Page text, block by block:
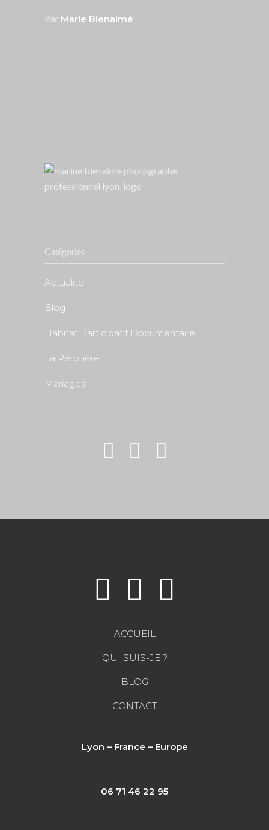
Par Marie Bienaimé
Catégories
Actualité
Blog
Habitat Participatif Documentaire
La Pérollière
Mariages
ACCUEIL
QUI SUIS-JE ?
BLOG
CONTACT
Lyon – France – Europe
06 71 46 22 95